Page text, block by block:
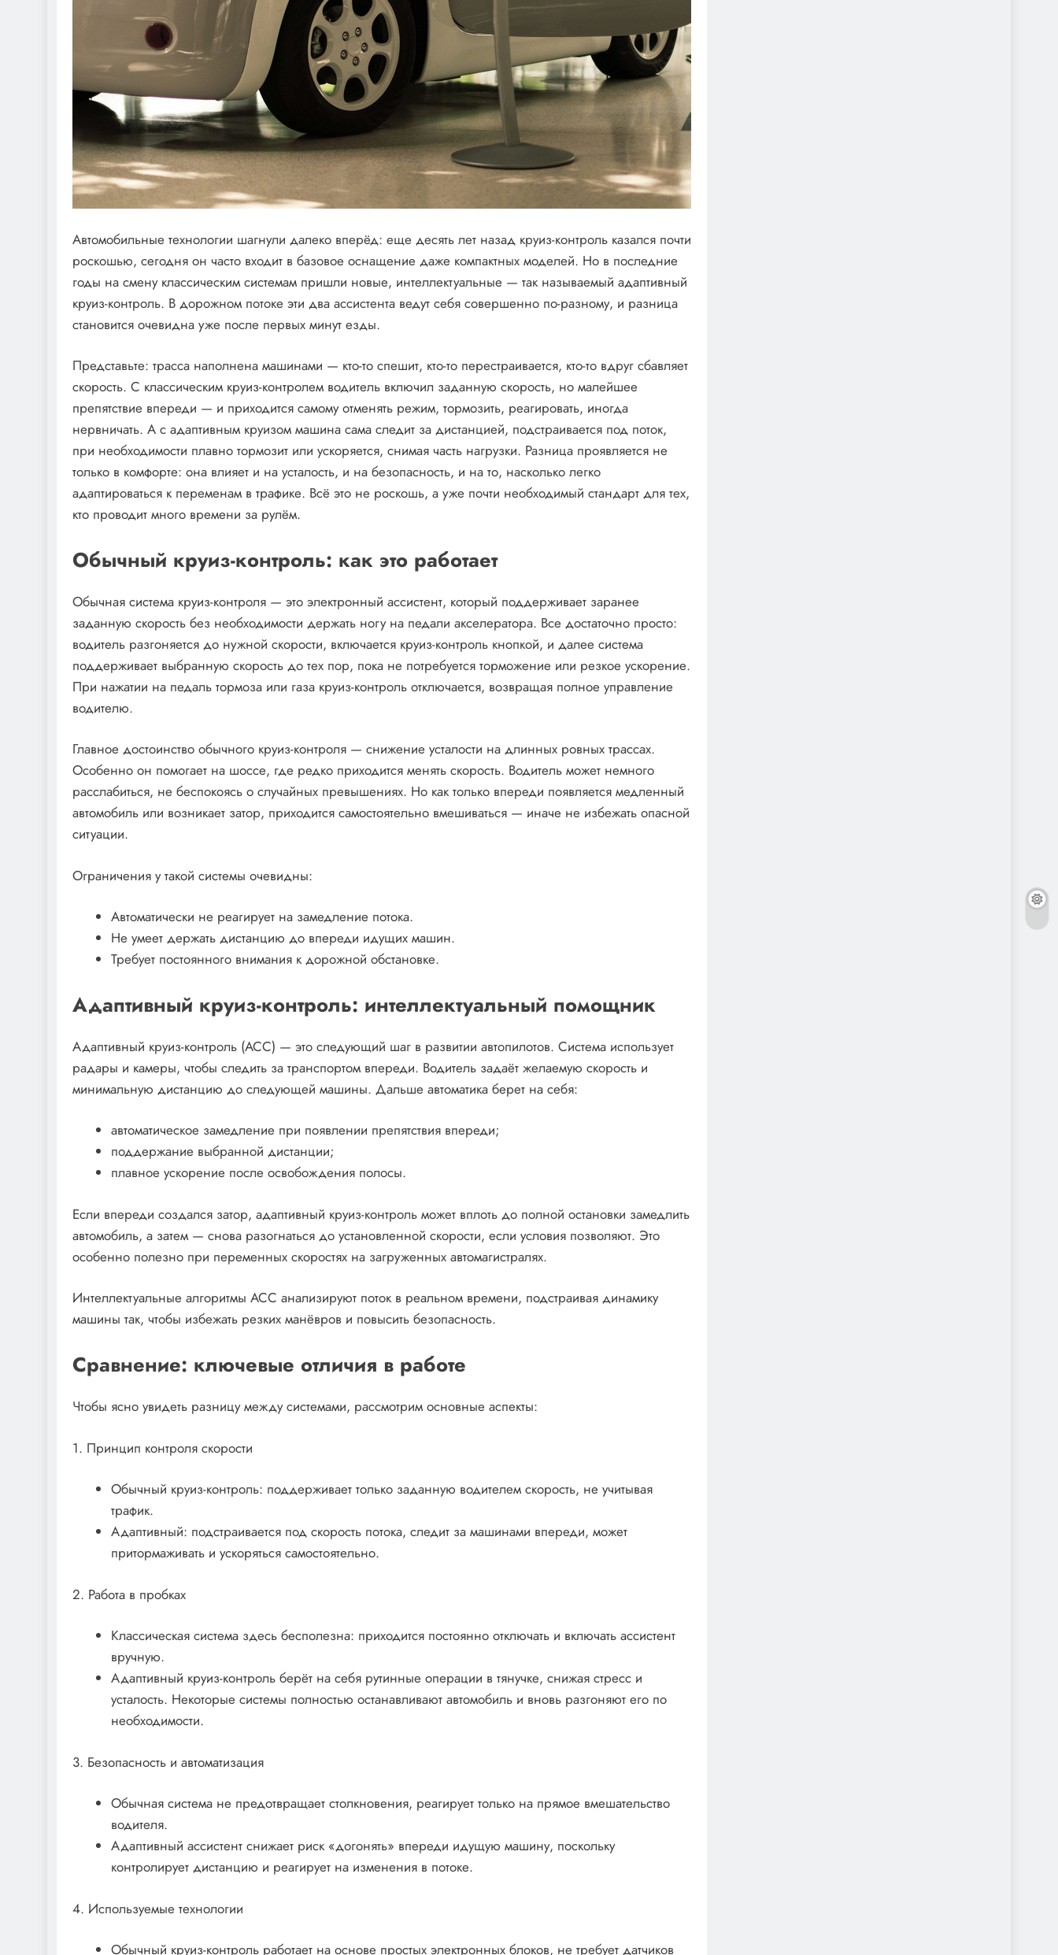
Автомобильные технологии шагнули далеко вперёд: еще десять лет назад круиз-контроль казался почти
роскошью, сегодня он часто входит в базовое оснащение даже компактных моделей. Но в последние
годы на смену классическим системам пришли новые, интеллектуальные — так называемый адаптивный
круиз-контроль. В дорожном потоке эти два ассистента ведут себя совершенно по-разному, и разница
становится очевидна уже после первых минут езды.
Представьте: трасса наполнена машинами — кто-то спешит, кто-то перестраивается, кто-то вдруг сбавляет
скорость. С классическим круиз-контролем водитель включил заданную скорость, но малейшее
препятствие впереди — и приходится самому отменять режим, тормозить, реагировать, иногда
нервничать. А с адаптивным круизом машина сама следит за дистанцией, подстраивается под поток,
при необходимости плавно тормозит или ускоряется, снимая часть нагрузки. Разница проявляется не
только в комфорте: она влияет и на усталость, и на безопасность, и на то, насколько легко
адаптироваться к переменам в трафике. Всё это не роскошь, а уже почти необходимый стандарт для тех,
кто проводит много времени за рулём.
Обычный круиз-контроль: как это работает
Обычная система круиз-контроля — это электронный ассистент, который поддерживает заранее
заданную скорость без необходимости держать ногу на педали акселератора. Все достаточно просто:
водитель разгоняется до нужной скорости, включается круиз-контроль кнопкой, и далее система
поддерживает выбранную скорость до тех пор, пока не потребуется торможение или резкое ускорение.
При нажатии на педаль тормоза или газа круиз-контроль отключается, возвращая полное управление
водителю.
Главное достоинство обычного круиз-контроля — снижение усталости на длинных ровных трассах.
Особенно он помогает на шоссе, где редко приходится менять скорость. Водитель может немного
расслабиться, не беспокоясь о случайных превышениях. Но как только впереди появляется медленный
автомобиль или возникает затор, приходится самостоятельно вмешиваться — иначе не избежать опасной
ситуации.
Ограничения у такой системы очевидны:
Автоматически не реагирует на замедление потока.
Не умеет держать дистанцию до впереди идущих машин.
Требует постоянного внимания к дорожной обстановке.
Адаптивный круиз-контроль: интеллектуальный помощник
Адаптивный круиз-контроль (ACC) — это следующий шаг в развитии автопилотов. Система использует
радары и камеры, чтобы следить за транспортом впереди. Водитель задаёт желаемую скорость и
минимальную дистанцию до следующей машины. Дальше автоматика берет на себя:
автоматическое замедление при появлении препятствия впереди;
поддержание выбранной дистанции;
плавное ускорение после освобождения полосы.
Если впереди создался затор, адаптивный круиз-контроль может вплоть до полной остановки замедлить
автомобиль, а затем — снова разогнаться до установленной скорости, если условия позволяют. Это
особенно полезно при переменных скоростях на загруженных автомагистралях.
Интеллектуальные алгоритмы ACC анализируют поток в реальном времени, подстраивая динамику
машины так, чтобы избежать резких манёвров и повысить безопасность.
Сравнение: ключевые отличия в работе
Чтобы ясно увидеть разницу между системами, рассмотрим основные аспекты:
1. Принцип контроля скорости
Обычный круиз-контроль: поддерживает только заданную водителем скорость, не учитывая
трафик.
Адаптивный: подстраивается под скорость потока, следит за машинами впереди, может
притормаживать и ускоряться самостоятельно.
2. Работа в пробках
Классическая система здесь бесполезна: приходится постоянно отключать и включать ассистент
вручную.
Адаптивный круиз-контроль берёт на себя рутинные операции в тянучке, снижая стресс и
усталость. Некоторые системы полностью останавливают автомобиль и вновь разгоняют его по
необходимости.
3. Безопасность и автоматизация
Обычная система не предотвращает столкновения, реагирует только на прямое вмешательство
водителя.
Адаптивный ассистент снижает риск «догонять» впереди идущую машину, поскольку
контролирует дистанцию и реагирует на изменения в потоке.
4. Используемые технологии
Обычный круиз-контроль работает на основе простых электронных блоков, не требует датчиков